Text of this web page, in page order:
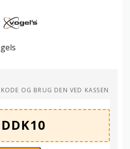
OG BRUG DEN VED KASSEN